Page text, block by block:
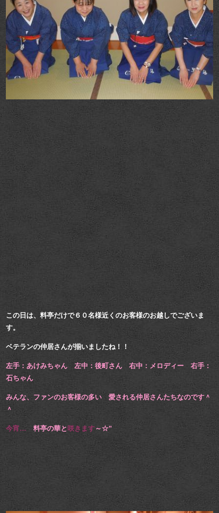
この日は、料亭だけで６０名様近くのお客様のお越しでございま
す。
ベテランの仲居さんが揃いましたね！！
左手：あけみちゃん 左中：後町さん 右中：メロディー 右手：
石ちゃん
みんな、ファンのお客様の多い 愛される仲居さんたちなのです＾
＾
今宵… 料亭の華と 咲きます～☆”